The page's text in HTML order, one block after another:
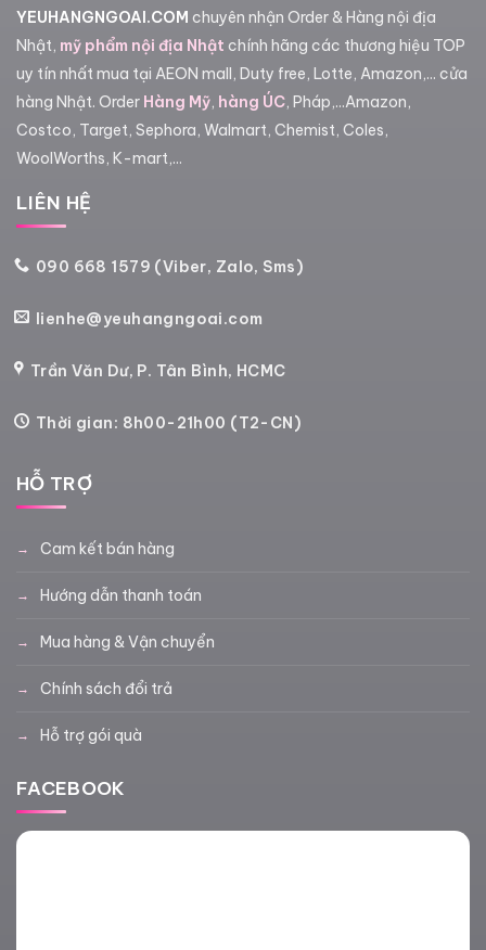
YEUHANGNGOAI.COM chuyên nhận Order & Hàng nội địa
Nhật, mỹ phẩm nội địa Nhật chính hãng các thương hiệu TOP
uy tín nhất mua tại AEON mall, Duty free, Lotte, Amazon,... cửa
hàng Nhật. Order Hàng Mỹ, hàng ÚC, Pháp,...Amazon,
Costco, Target, Sephora, Walmart, Chemist, Coles,
WoolWorths, K-mart,...
LIÊN HỆ
090 668 1579 (Viber, Zalo, Sms)
lienhe@yeuhangngoai.com
Trần Văn Dư, P. Tân Bình, HCMC
Thời gian: 8h00-21h00 (T2-CN)
HỖ TRỢ
Cam kết bán hàng
Hướng dẫn thanh toán
Mua hàng & Vận chuyển
Chính sách đổi trả
Hỗ trợ gói quà
FACEBOOK